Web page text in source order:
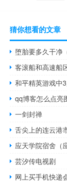
猜你想看的文章
堕胎要多久干净
客滚船和高速船
和平精英游戏中
qq博客怎么点亮
一剑封禅
舌尖上的连云港
应天学院宿舍（
芸汐传电视剧
网上买手机快递